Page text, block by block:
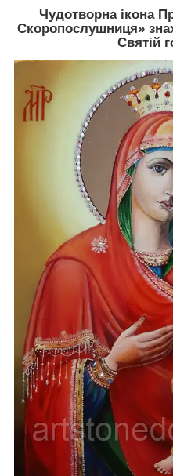
Чудотворна ікона
Скоропослушниця»
Святій